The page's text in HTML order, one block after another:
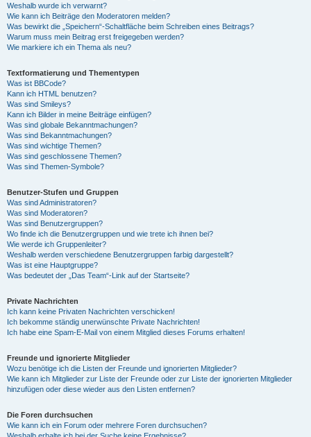
Weshalb wurde ich verwarnt?
Wie kann ich Beiträge den Moderatoren melden?
Was bewirkt die „Speichern“-Schaltfläche beim Schreiben eines Beitrags?
Warum muss mein Beitrag erst freigegeben werden?
Wie markiere ich ein Thema als neu?
Textformatierung und Thementypen
Was ist BBCode?
Kann ich HTML benutzen?
Was sind Smileys?
Kann ich Bilder in meine Beiträge einfügen?
Was sind globale Bekanntmachungen?
Was sind Bekanntmachungen?
Was sind wichtige Themen?
Was sind geschlossene Themen?
Was sind Themen-Symbole?
Benutzer-Stufen und Gruppen
Was sind Administratoren?
Was sind Moderatoren?
Was sind Benutzergruppen?
Wo finde ich die Benutzergruppen und wie trete ich ihnen bei?
Wie werde ich Gruppenleiter?
Weshalb werden verschiedene Benutzergruppen farbig dargestellt?
Was ist eine Hauptgruppe?
Was bedeutet der „Das Team“-Link auf der Startseite?
Private Nachrichten
Ich kann keine Privaten Nachrichten verschicken!
Ich bekomme ständig unerwünschte Private Nachrichten!
Ich habe eine Spam-E-Mail von einem Mitglied dieses Forums erhalten!
Freunde und ignorierte Mitglieder
Wozu benötige ich die Listen der Freunde und ignorierten Mitglieder?
Wie kann ich Mitglieder zur Liste der Freunde oder zur Liste der ignorierten Mitglieder
hinzufügen oder diese wieder aus den Listen entfernen?
Die Foren durchsuchen
Wie kann ich ein Forum oder mehrere Foren durchsuchen?
Weshalb erhalte ich bei der Suche keine Ergebnisse?